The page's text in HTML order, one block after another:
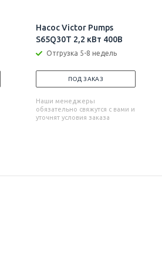
Насос Victor Pumps
S65Q30T 2,2 кВт 400В
Отгрузка 5-8 недель
ПОД ЗАКАЗ
Наши менеджеры
обязательно свяжутся с вами и
уточнят условия заказа